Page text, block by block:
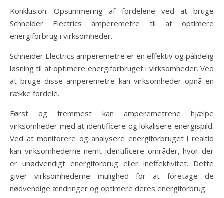
Konklusion: Opsummering af fordelene ved at bruge
Schneider Electrics amperemetre til at optimere
energiforbrug i virksomheder.
Schneider Electrics amperemetre er en effektiv og pålidelig
løsning til at optimere energiforbruget i virksomheder. Ved
at bruge disse amperemetre kan virksomheder opnå en
række fordele.
Først og fremmest kan amperemetrene hjælpe
virksomheder med at identificere og lokalisere energispild.
Ved at monitorere og analysere energiforbruget i realtid
kan virksomhederne nemt identificere områder, hvor der
er unødvendigt energiforbrug eller ineffektivitet. Dette
giver virksomhederne mulighed for at foretage de
nødvendige ændringer og optimere deres energiforbrug.